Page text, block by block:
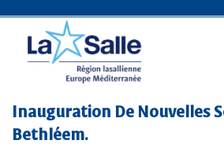
Inauguration De Nouvelles
Bethléem.